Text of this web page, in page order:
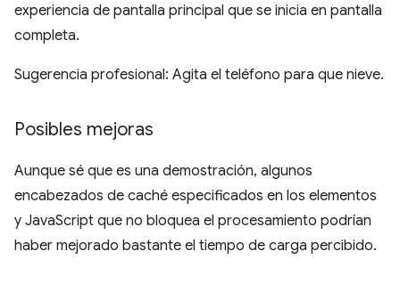
experiencia de pantalla principal que se inicia en pantalla
completa.
Sugerencia profesional: Agita el teléfono para que nieve.
Posibles mejoras
Aunque sé que es una demostración, algunos
encabezados de caché especificados en los elementos
y JavaScript que no bloquea el procesamiento podrían
haber mejorado bastante el tiempo de carga percibido.